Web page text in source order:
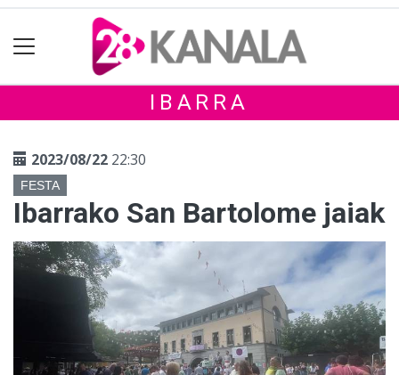
IBARRA
2023/08/22 22:30
FESTA
Ibarrako San Bartolome jaiak